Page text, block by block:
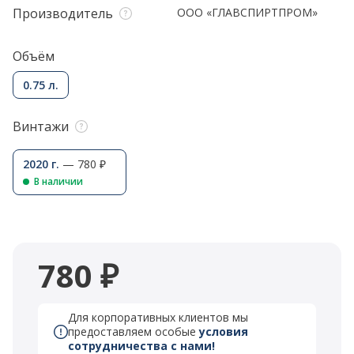
Производитель
ООО «ГЛАВСПИРТПРОМ»
Объём
0.75 л.
Винтажи
2020 г. — 780 ₽
В наличии
780 ₽
Для корпоративных клиентов мы
предоставляем особыеусловия
сотрудничества с нами!